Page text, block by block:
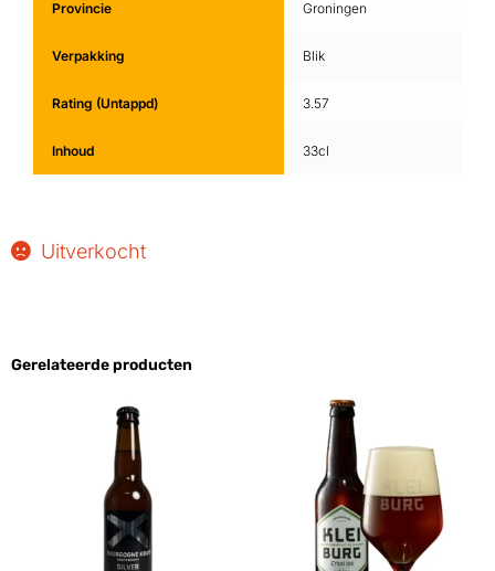
Provincie Groningen
Verpakking Blik
Rating (Untappd) 3.57
Inhoud 33cl
Uitverkocht
Gerelateerde producten